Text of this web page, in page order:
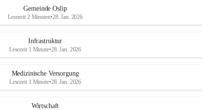
Gemeinde Oslip
Lesezeit 2 Minuten•28. Jan. 2026
Infrastruktur
Lesezeit 1 Minute•28. Jan. 2026
Medizinische Versorgung
Lesezeit 1 Minute•28. Jan. 2026
Wirtschaft